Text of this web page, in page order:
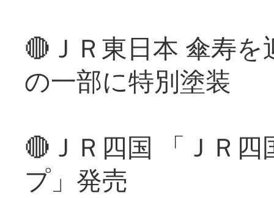
🔴ＪＲ東日本 傘寿
の一部に特別塗装
🔴ＪＲ四国 「ＪＲ
プ」発売